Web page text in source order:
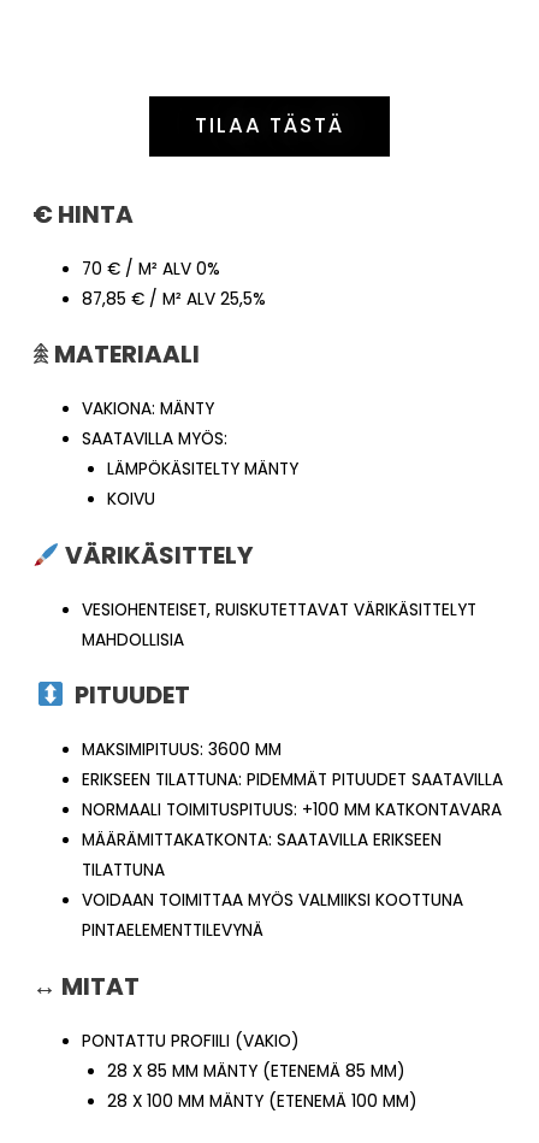
TILAA TÄSTÄ
€ HINTA
70 € / M² ALV 0%
87,85 € / M² ALV 25,5%
𖠰 MATERIAALI
VAKIONA: MÄNTY
SAATAVILLA MYÖS:
LÄMPÖKÄSITELTY MÄNTY
KOIVU
VÄRIKÄSITTELY
VESIOHENTEISET, RUISKUTETTAVAT VÄRIKÄSITTELYT
MAHDOLLISIA
PITUUDET
MAKSIMIPITUUS: 3600 MM
ERIKSEEN TILATTUNA: PIDEMMÄT PITUUDET SAATAVILLA
NORMAALI TOIMITUSPITUUS: +100 MM KATKONTAVARA
MÄÄRÄMITTAKATKONTA: SAATAVILLA ERIKSEEN
TILATTUNA
VOIDAAN TOIMITTAA MYÖS VALMIIKSI KOOTTUNA
PINTAELEMENTTILEVYNÄ
↔ MITAT
PONTATTU PROFIILI (VAKIO)
28 X 85 MM MÄNTY (ETENEMÄ 85 MM)
28 X 100 MM MÄNTY (ETENEMÄ 100 MM)